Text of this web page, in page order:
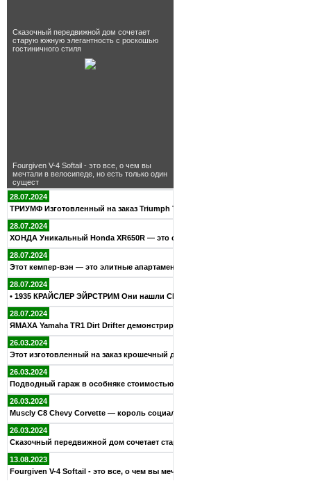
Сказочный передвижной дом сочетает
старую южную элегантность с роскошью
гостиничного стиля
Fourgiven V-4 Softail - это все, о чем вы
мечтали в велосипеде, но есть только один
сущест
28.07.2024
ТРИУМФ Изготовленный на заказ Triumph TR6R Bobber — дань ува
28.07.2024
ХОНДА Уникальный Honda XR650R — это своего рода спецвыпуск н
28.07.2024
Этот кемпер-вэн — это элитные апартаменты на колесах, которы
28.07.2024
• 1935 КРАЙСЛЕР ЭЙРСТРИМ Они нашли Chrysler 1935 года в дома
28.07.2024
ЯМАХА Yamaha TR1 Dirt Drifter демонстрирует потрясающую выхл
26.03.2024
Этот изготовленный на заказ крошечный дом на Тасмании полнос
26.03.2024
Подводный гараж в особняке стоимостью 70 миллионов долларов
26.03.2024
Muscly C8 Chevy Corvette — король социальных сетей
26.03.2024
Сказочный передвижной дом сочетает старую южную элегантность
13.08.2023
Fourgiven V-4 Softail - это все, о чем вы мечтали в велосипе